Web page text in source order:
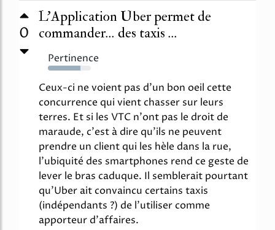
0
L'Application Uber permet de
commander... des taxis ...
Pertinence
76%
Ceux-ci ne voient pas d'un bon oeil cette
concurrence qui vient chasser sur leurs
terres. Et si les VTC n'ont pas le droit de
maraude, c'est à dire qu'ils ne peuvent
prendre un client qui les hèle dans la rue,
l'ubiquité des smartphones rend ce geste de
lever le bras caduque. Il semblerait pourtant
qu'Uber ait convaincu certains taxis
(indépendants ?) de l'utiliser comme
apporteur d'affaires.